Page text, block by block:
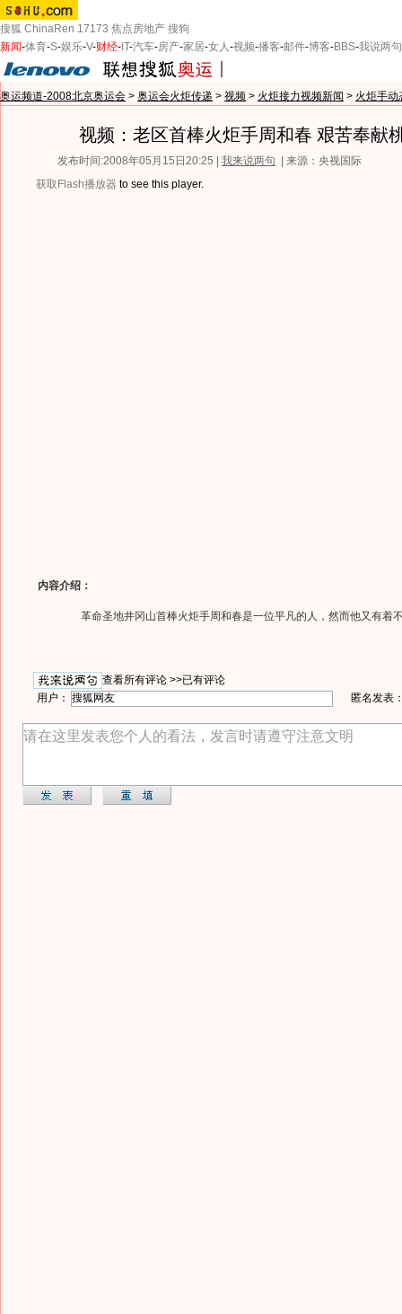
搜狐 ChinaRen 17173 焦点房地产 搜狗
新闻-体育-S-娱乐-V-财经- IT-汽车-房产-家居-女人-视频-播客-邮件-博客-BBS-我说两句
奥运频道-2008北京奥运会 > 奥运会火炬传递 > 视频 > 火炬接力视频新闻 > 火炬手动
视频：老区首棒火炬手周和春 艰苦奉献
发布时间:2008年05月15日20:25 | 我来说两句
| 来源：央视国际
获取Flash播放器 to see this player.
内容介绍：
革命圣地井冈山首棒火炬手周和春是一位平凡的人，然而他又有着
查看所有评论 >>已有评论
用户：
匿名发表